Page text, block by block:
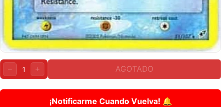
Cantidad:
DISMINUIRAUMENTAR AGOTADO
¡Notificarme Cuando Vuelva! 🔔